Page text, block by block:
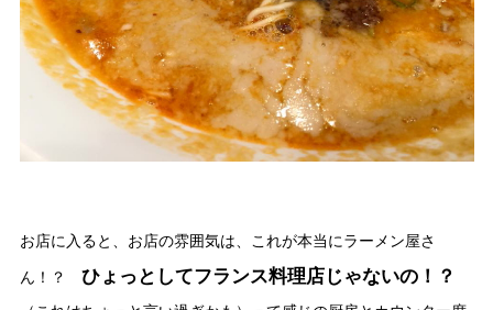
お店に入ると、お店の雰囲気は、これが本当にラーメン屋さ
ん！？ ひょっとしてフランス料理店じゃないの！？